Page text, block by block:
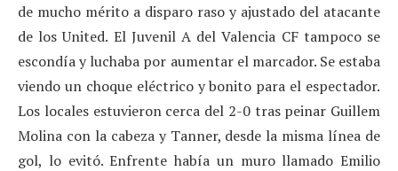
de mucho mérito a disparo raso y ajustado del atacante
de los United. El Juvenil A del Valencia CF tampoco se
escondía y luchaba por aumentar el marcador. Se estaba
viendo un choque eléctrico y bonito para el espectador.
Los locales estuvieron cerca del 2-0 tras peinar Guillem
Molina con la cabeza y Tanner, desde la misma línea de
gol, lo evitó. Enfrente había un muro llamado Emilio